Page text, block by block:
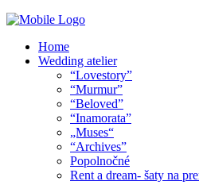
Home
Wedding atelier
“Lovestory”
“Murmur”
“Beloved”
“Inamorata”
„Muses“
“Archives”
Popolnočné
Rent a dream- šaty na